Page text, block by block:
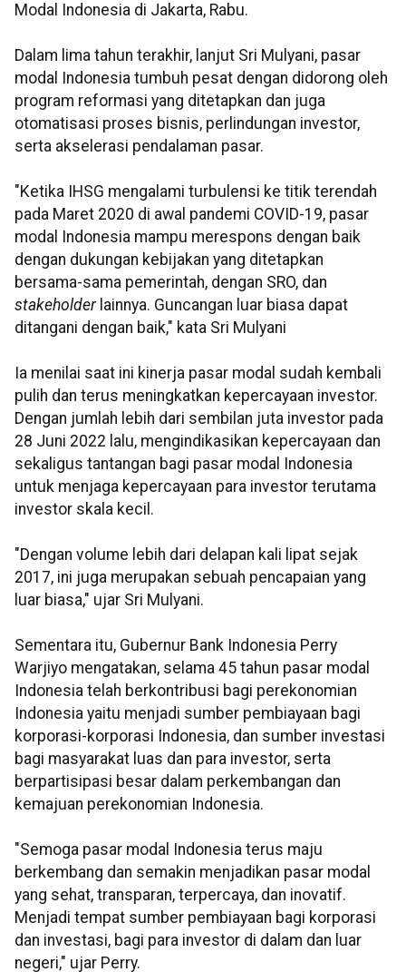
Modal Indonesia di Jakarta, Rabu.
Dalam lima tahun terakhir, lanjut Sri Mulyani, pasar
modal Indonesia tumbuh pesat dengan didorong oleh
program reformasi yang ditetapkan dan juga
otomatisasi proses bisnis, perlindungan investor,
serta akselerasi pendalaman pasar.
"Ketika IHSG mengalami turbulensi ke titik terendah
pada Maret 2020 di awal pandemi COVID-19, pasar
modal Indonesia mampu merespons dengan baik
dengan dukungan kebijakan yang ditetapkan
bersama-sama pemerintah, dengan SRO, dan
stakeholderlainnya. Guncangan luar biasa dapat
ditangani dengan baik," kata Sri Mulyani
Ia menilai saat ini kinerja pasar modal sudah kembali
pulih dan terus meningkatkan kepercayaan investor.
Dengan jumlah lebih dari sembilan juta investor pada
28 Juni 2022 lalu, mengindikasikan kepercayaan dan
sekaligus tantangan bagi pasar modal Indonesia
untuk menjaga kepercayaan para investor terutama
investor skala kecil.
"Dengan volume lebih dari delapan kali lipat sejak
2017, ini juga merupakan sebuah pencapaian yang
luar biasa," ujar Sri Mulyani.
Sementara itu, Gubernur Bank Indonesia Perry
Warjiyo mengatakan, selama 45 tahun pasar modal
Indonesia telah berkontribusi bagi perekonomian
Indonesia yaitu menjadi sumber pembiayaan bagi
korporasi-korporasi Indonesia, dan sumber investasi
bagi masyarakat luas dan para investor, serta
berpartisipasi besar dalam perkembangan dan
kemajuan perekonomian Indonesia.
"Semoga pasar modal Indonesia terus maju
berkembang dan semakin menjadikan pasar modal
yang sehat, transparan, terpercaya, dan inovatif.
Menjadi tempat sumber pembiayaan bagi korporasi
dan investasi, bagi para investor di dalam dan luar
negeri," ujar Perry.